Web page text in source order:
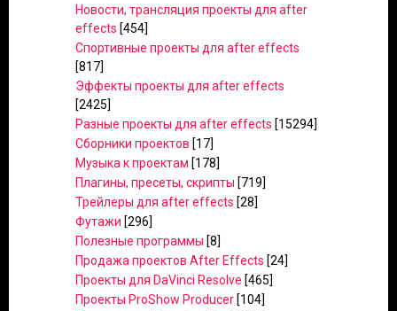
Новости, трансляция проекты для after
effects [454]
Спортивные проекты для after effects
[817]
Эффекты проекты для after effects
[2425]
Разные проекты для after effects [15294]
Сборники проектов [17]
Музыка к проектам [178]
Плагины, пресеты, скрипты [719]
Трейлеры для after effects [28]
Футажи [296]
Полезные программы [8]
Продажа проектов After Effects [24]
Проекты для DaVinci Resolve [465]
Проекты ProShow Producer [104]